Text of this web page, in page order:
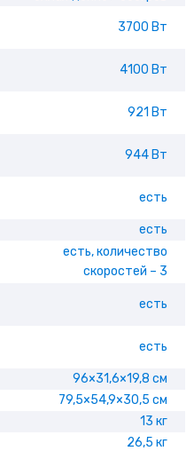
3700 Вт
4100 Вт
921 Вт
944 Вт
есть
есть
есть, количество
скоростей – 3
есть
есть
96×31,6×19,8 см
79,5×54,9×30,5 см
13 кг
26,5 кг